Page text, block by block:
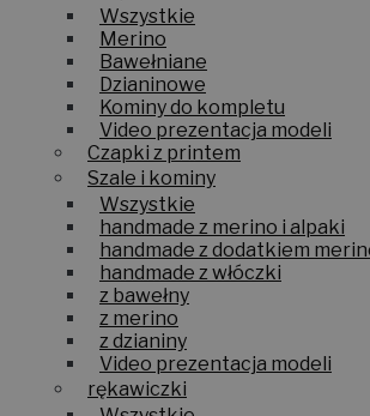
czapki smerfetki
Wszystkie
Merino
Bawełniane
Dzianinowe
Kominy do kompletu
Video prezentacja modeli
Czapki z printem
Szale i kominy
Wszystkie
handmade z merino i alpaki
handmade z dodatkiem merino
handmade z włóczki
z bawełny
z merino
z dzianiny
Video prezentacja modeli